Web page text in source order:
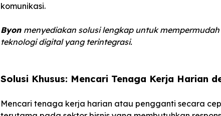
komunikasi.
Byon menyediakan solusi lengkap untuk
teknologi digital yang terintegrasi.
Solusi Khusus: Mencari Tenaga Kerja Harian
Mencari tenaga kerja harian atau pengganti secara